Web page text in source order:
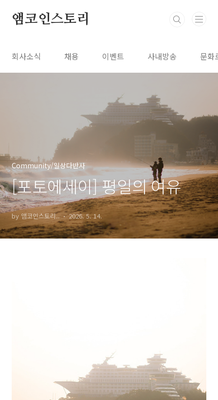
앰코인스토리
회사소식 채용 이벤트 사내방송 문화
Community/일상다반사
[포토에세이] 평일의 여유
by 앰코인스토리.. 2026. 5. 14.